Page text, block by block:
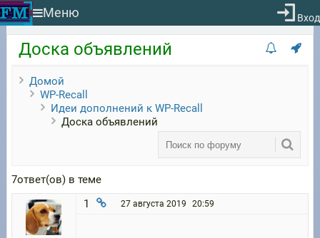
Доска объявлений
Домой
WP-Recall
Идеи дополнений к WP-Recall
Доска объявлений
7ответ(ов) в теме
1 27 августа 2019 20:59
Меню Вход